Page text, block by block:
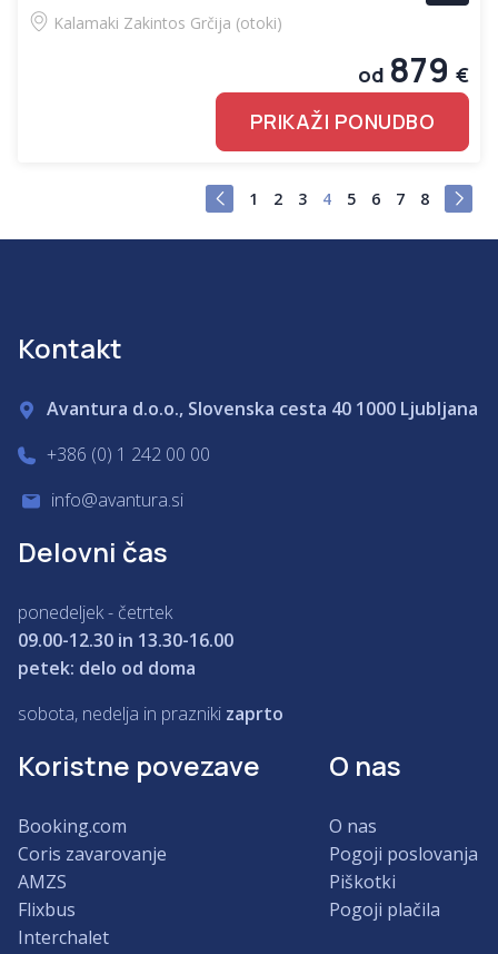
Kalamaki Zakintos Grčija (otoki)
od 879 €
PRIKAŽI PONUDBO
1 2 3 4 5 6 7 8
Kontakt
Avantura d.o.o., Slovenska cesta 40 1000 Ljubljana
+386 (0) 1 242 00 00
info@avantura.si
Delovni čas
ponedeljek - četrtek
09.00-12.30 in 13.30-16.00
petek: delo od doma
sobota, nedelja in prazniki zaprto
Koristne povezave
Booking.com
Coris zavarovanje
AMZS
Flixbus
Interchalet
O nas
O nas
Pogoji poslovanja
Piškotki
Pogoji plačila